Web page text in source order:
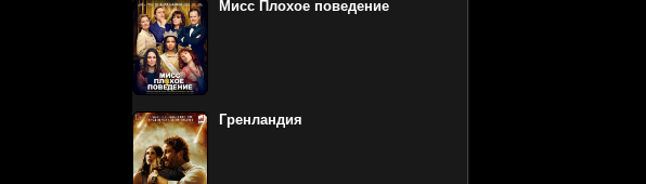
Мисс Плохое поведение
Гренландия